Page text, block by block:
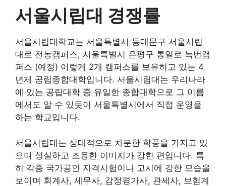
서울시립대 경쟁률
서울시립대학교는 서울특별시 동대문구 서울시립
대로 전농캠퍼스, 서울특별시 은평구 통일로 녹번캠
퍼스 (예정) 이렇게 2개 캠퍼스를 보유하고 있는 4
년제 공립종합대학입니다. 서울시립대는 우리나라
에 있는 공립대학 중 유일한 종합대학으로 그 이름
에서도 알 수 있듯이 서울특별시에서 직접 운영을
하는 학교입니다.
서울시립대는 상대적으로 차분한 학풍을 가지고 있
으며 성실하고 조용한 이미지가 강한 편입니다. 특
히 각종 국가공인 자격시험이나 고시에 강한 모습을
보이며 회계사, 세무사, 감정평가사, 관세사, 보험계